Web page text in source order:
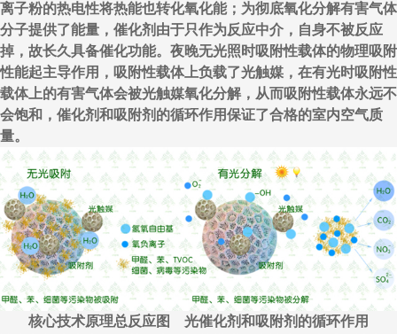
离子粉的热电性将热能也转化氧化能；为彻底氧化分解有害气体
分子提供了能量，催化剂由于只作为反应中介，自身不被反应
掉，故长久具备催化功能。夜晚无光照时吸附性载体的物理吸附
性能起主导作用，吸附性载体上负载了光触媒，在有光时吸附性
载体上的有害气体会被光触媒氧化分解，从而吸附性载体永远不
会饱和，催化剂和吸附剂的循环作用保证了合格的室内空气质
量。
核心技术原理总反应图 光催化剂和吸附剂的循环作用